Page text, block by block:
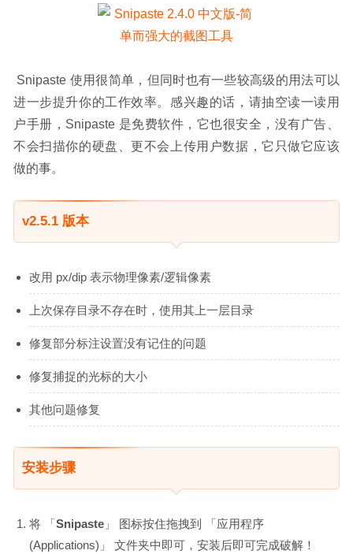
进一步提升你的工作效率。感兴趣的话，请抽空读一读用
户手册，Snipaste 是免费软件，它也很安全，没有广告、
不会扫描你的硬盘、更不会上传用户数据，它只做它应该
做的事。
v2.5.1 版本
改用 px/dip 表示物理像素/逻辑像素
上次保存目录不存在时，使用其上一层目录
修复部分标注设置没有记住的问题
修复捕捉的光标的大小
其他问题修复
安装步骤
将 「Snipaste 」 图标按住拖拽到 「应用程序
(Applications)」 文件夹中即可，安装后即可完成破解！